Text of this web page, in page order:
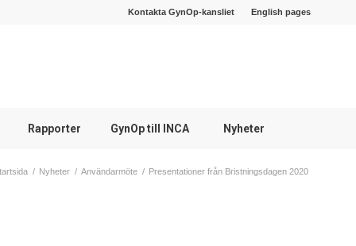
Kontakta GynOp-kansliet English pages
Rapporter GynOp till INCA Nyheter
/ Nyheter / Användarmöte / Presentationer från Bristningsdagen 2020